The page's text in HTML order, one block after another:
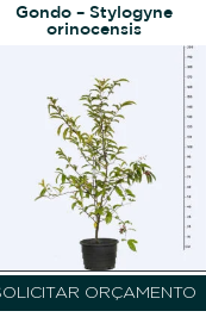
Gondo – Stylogyne
orinocensis
ORÇAMENTO